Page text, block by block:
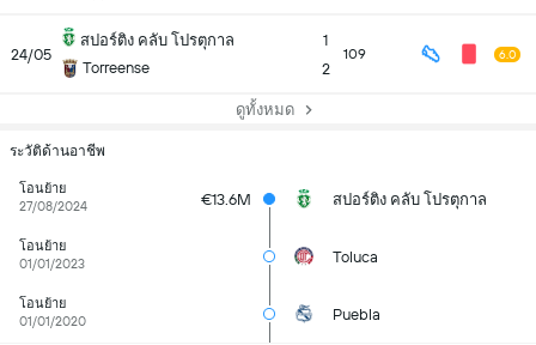
24/05
สปอร์ติง คลับ โปรตุกาล
Torreense
1
2
109 6.0
ดูทั้งหมด
ระวัติด้านอาชีพ
โอนย้าย
27/08/2024
€13.6M สปอร์ติง คลับ โปรตุกาล
โอนย้าย
01/01/2023
Toluca
โอนย้าย
01/01/2020
Puebla